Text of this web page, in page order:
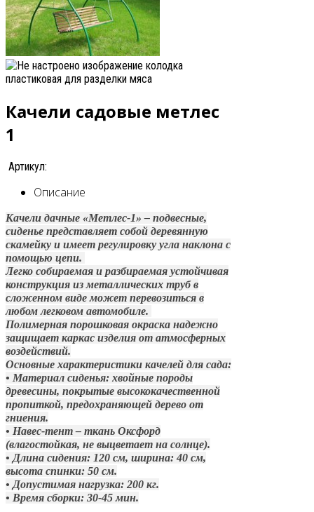
Качели садовые метлес
1
Артикул:
Описание
Качели дачные «Метлес-1» – подвесные,
сиденье представляет собой деревянную
скамейку и имеет регулировку угла наклона с
помощью цепи.
Легко собираемая и разбираемая устойчивая
конструкция из металлических труб в
сложенном виде может перевозиться в
любом легковом автомобиле.
Полимерная порошковая окраска надежно
защищает каркас изделия от атмосферных
воздействий.
Основные характеристики качелей для сада:
• Материал сиденья: хвойные породы
древесины, покрытые высококачественной
пропиткой, предохраняющей дерево от
гниения.
• Навес-тент – ткань Оксфорд
(влагостойкая, не выцветает на солнце).
• Длина сидения: 120 см, ширина: 40 см,
высота спинки: 50 см.
• Допустимая нагрузка: 200 кг.
• Время сборки: 30-45 мин.